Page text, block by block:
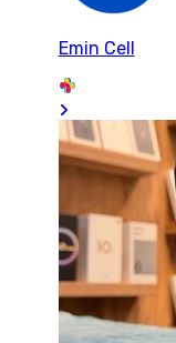
Emin Cell